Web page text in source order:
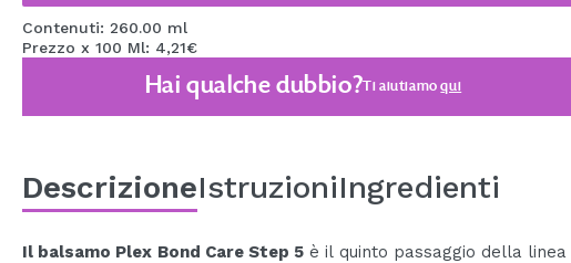
SPECIALE
PROSSIMAMENTE
BLOG
Contenuti: 260.00 ml
Prezzo x 100 Ml: 4,21€
Hai qualche dubbio?Ti aiutiamoqui
DescrizioneIstruzioniIngredienti
Il balsamo Plex Bond Care Step 5 è il quinto passaggio della linea